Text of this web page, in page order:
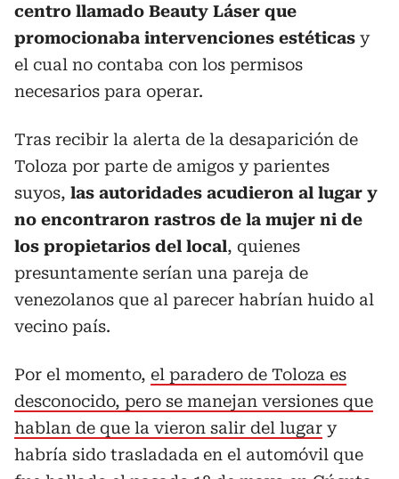
centro llamado Beauty Láser que
promocionaba intervenciones estéticas y
el cual no contaba con los permisos
necesarios para operar.
Tras recibir la alerta de la desaparición de
Toloza por parte de amigos y parientes
suyos, las autoridades acudieron al lugar y
no encontraron rastros de la mujer ni de
los propietarios del local, quienes
presuntamente serían una pareja de
venezolanos que al parecer habrían huido al
vecino país.
Por el momento, el paradero de Toloza es
desconocido, pero se manejan versiones que
hablan de que la vieron salir del lugar y
habría sido trasladada en el automóvil que